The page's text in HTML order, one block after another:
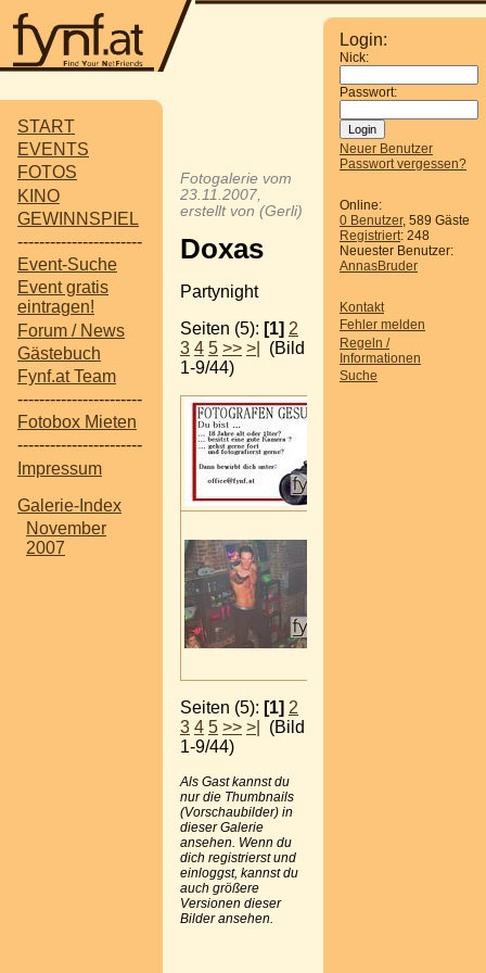
START
EVENTS
FOTOS
KINO
GEWINNSPIEL
-----------------------
Event-Suche
Event gratis
eintragen!
Forum / News
Gästebuch
Fynf.at Team
-----------------------
Fotobox Mieten
-----------------------
Impressum
Galerie-Index
November
2007
Login:
Nick:
Passwort:
Neuer Benutzer
Passwort vergessen?
Online:
0 Benutzer, 589 Gäste
Registriert: 248
Neuester Benutzer:
AnnasBruder
Kontakt
Fehler melden
Regeln /
Informationen
Suche
Fotogalerie vom
23.11.2007,
erstellt von (Gerli)
Doxas
Partynight
Seiten (5): [1] 2
3 4 5 >> >|
(Bild
1-9/44)
Seiten (5): [1] 2
3 4 5 >> >|
(Bild
1-9/44)
Als Gast kannst du
nur die Thumbnails
(Vorschaubilder) in
dieser Galerie
ansehen. Wenn du
dich registrierst und
einloggst, kannst du
auch größere
Versionen dieser
Bilder ansehen.